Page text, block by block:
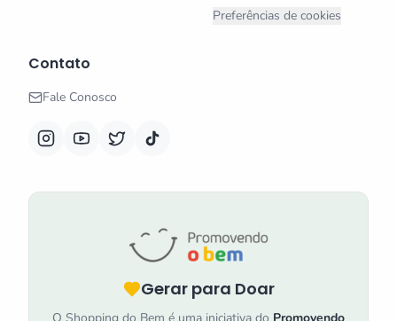
Preferências de cookies
Contato
Fale Conosco
Gerar para Doar